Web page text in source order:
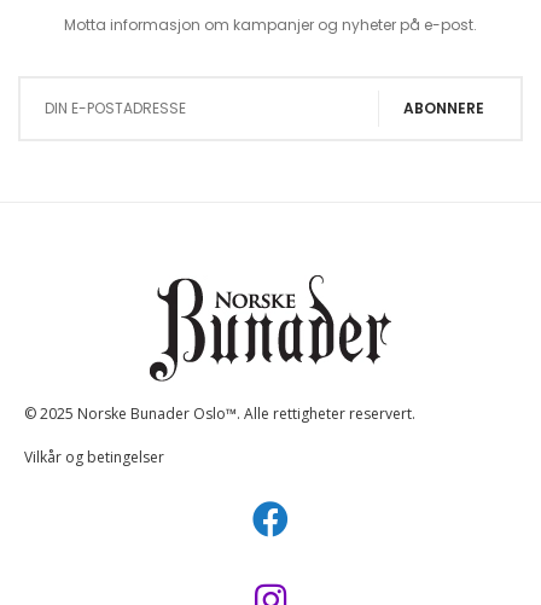
Motta informasjon om kampanjer og nyheter på e-post.
ABONNERE
© 2025 Norske Bunader Oslo™. Alle rettigheter reservert.
Vilkår og betingelser